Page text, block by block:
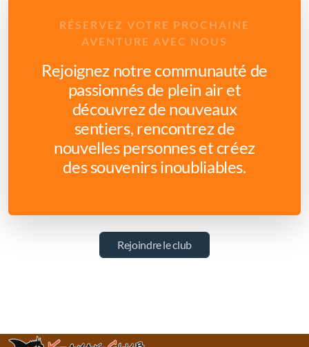
RÉSERVEZ VOTRE PROCHAINE
AVENTURE AVEC NOUS
Rejoignez notre communauté de
passionnés de plein air et
découvrez de nouveaux
sentiers, rencontrez de
nouvelles personnes et créez
des souvenirs inoubliables.
Rejoindre le club